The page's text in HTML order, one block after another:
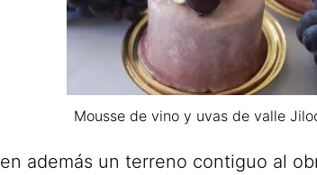
Mousse de vino y uvas de valle
además un terreno contiguo al